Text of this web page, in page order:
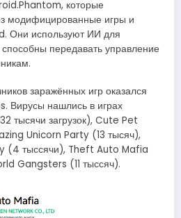
которые
модифицированные игры и
Они используют ИИ для
передавать управление
заражённых игр оказался
Вирусы нашлись в играх
тысячи загрузок), Cute Pet
Unicorn Party (13 тысяч),
(4 тыссячи), Theft Auto Mafia
Gangsters (11 тыссяч).